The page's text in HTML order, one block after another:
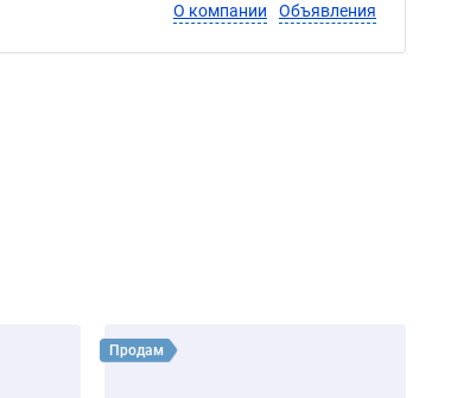
О компании Объявления
Смотреть объявление
Продам